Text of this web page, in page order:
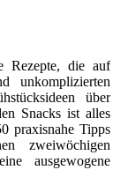
Rezepte, die auf
unkomplizierten
über
Snacks ist alles
praxisnahe Tipps
zweiwöchigen
ausgewogene